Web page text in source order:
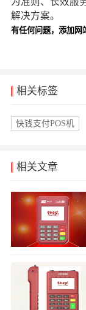
解决方案。
有任何问题，添加网
相关标签
快钱支付POS机
相关文章